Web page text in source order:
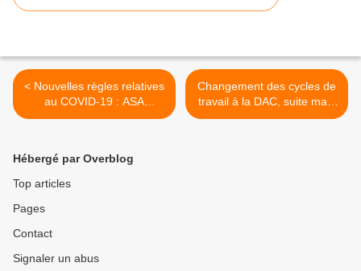
< Nouvelles règles relatives
au COVID-19 : ASA
vulnérabilité, isolement…Le
Changement des cycles de
travail à la DAC, suite mais
pas fin. Réunion d’Info
Hébergé par Overblog
Top articles
Pages
Contact
Signaler un abus